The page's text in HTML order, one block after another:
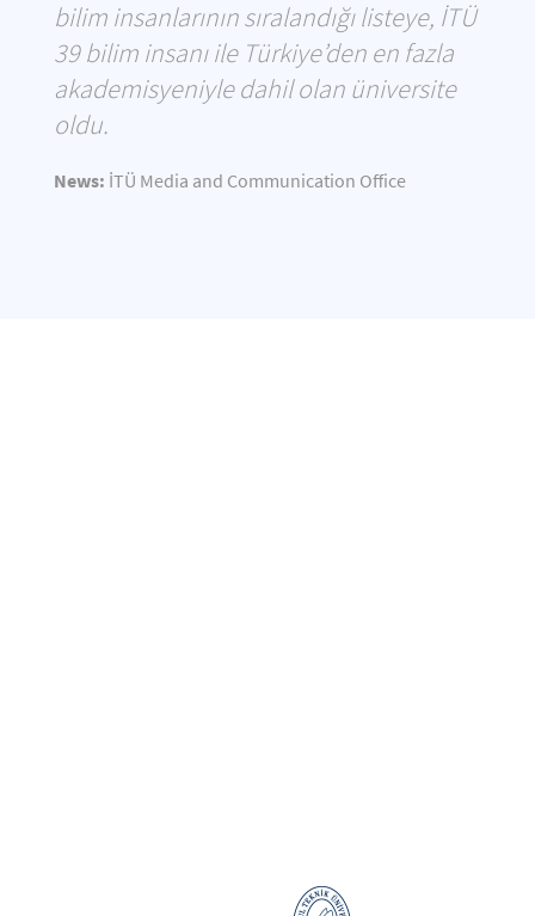
bilim insanlarının sıralandığı listeye, İTÜ
39 bilim insanı ile Türkiye’den en fazla
akademisyeniyle dahil olan üniversite
oldu.
News: İTÜ Media and Communication Office